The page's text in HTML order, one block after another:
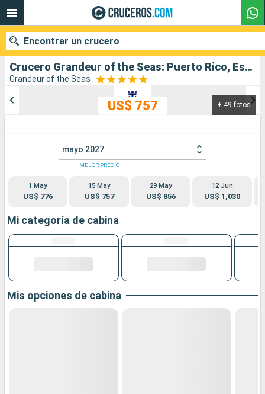
Crucero Grandeur of the Seas: Puerto Rico, Estados Unidos, San Martín, Santa Lucia, Barbados salida desde San Juan
Grandeur of the Seas
+ 49 fotos
US$ 757
mayo 2027
1 May
US$ 776
MEJOR PRECIO
15 May
US$ 757
29 May
US$ 856
12 Jun
US$ 1,030
Mi categoría de cabina
Mis opciones de cabina
Encontrar un crucero
Compañías
Buscar